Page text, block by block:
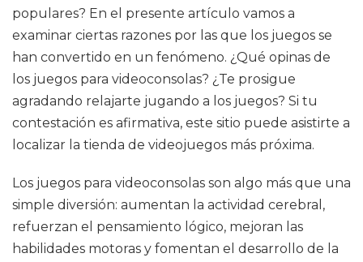
populares? En el presente artículo vamos a
examinar ciertas razones por las que los juegos se
han convertido en un fenómeno. ¿Qué opinas de
los juegos para videoconsolas? ¿Te prosigue
agradando relajarte jugando a los juegos? Si tu
contestación es afirmativa, este sitio puede asistirte a
localizar la tienda de videojuegos más próxima.
Los juegos para videoconsolas son algo más que una
simple diversión: aumentan la actividad cerebral,
refuerzan el pensamiento lógico, mejoran las
habilidades motoras y fomentan el desarrollo de la